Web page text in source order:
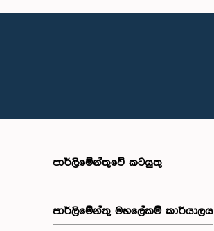
පාර්ලිමේන්තුවේ කටයුතු
පාර්ලිමේන්තු මහලේකම් කාර්යාලය